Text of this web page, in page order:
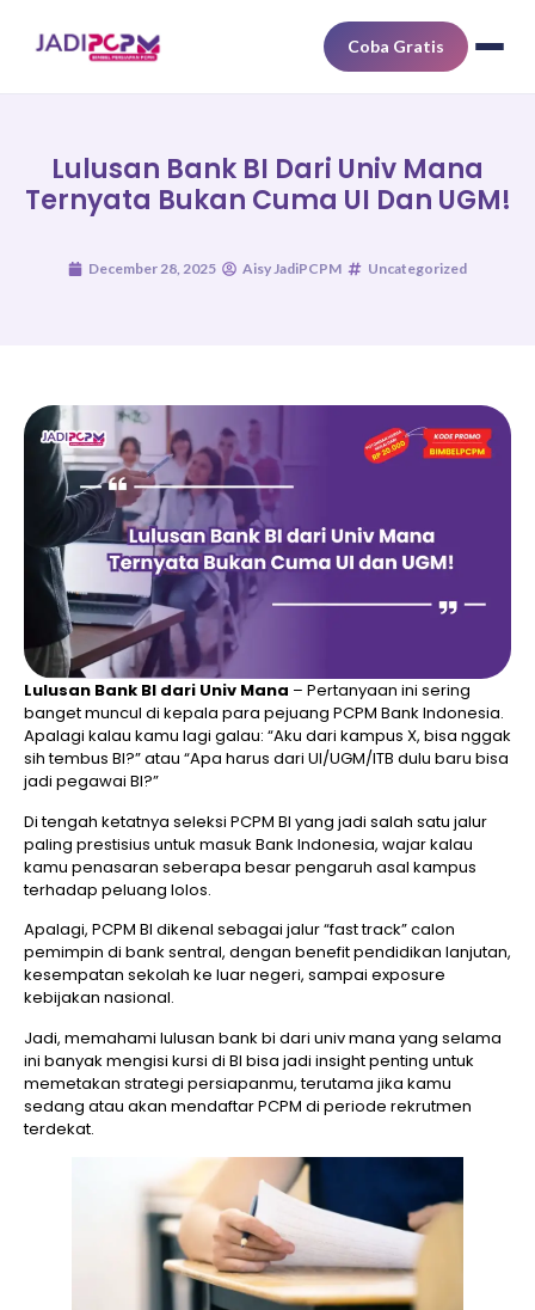
Coba Gratis
Lulusan Bank BI Dari Univ Mana
Ternyata Bukan Cuma UI Dan UGM!
December 28, 2025 Aisy JadiPCPM Uncategorized
Lulusan Bank BI dari Univ Mana – Pertanyaan ini sering
banget muncul di kepala para pejuang PCPM Bank Indonesia.
Apalagi kalau kamu lagi galau: “Aku dari kampus X, bisa nggak
sih tembus BI?” atau “Apa harus dari UI/UGM/ITB dulu baru bisa
jadi pegawai BI?”
Di tengah ketatnya seleksi PCPM BI yang jadi salah satu jalur
paling prestisius untuk masuk Bank Indonesia, wajar kalau
kamu penasaran seberapa besar pengaruh asal kampus
terhadap peluang lolos.
Apalagi, PCPM BI dikenal sebagai jalur “fast track” calon
pemimpin di bank sentral, dengan benefit pendidikan lanjutan,
kesempatan sekolah ke luar negeri, sampai exposure
kebijakan nasional.
Jadi, memahami lulusan bank bi dari univ mana yang selama
ini banyak mengisi kursi di BI bisa jadi insight penting untuk
memetakan strategi persiapanmu, terutama jika kamu
sedang atau akan mendaftar PCPM di periode rekrutmen
terdekat.